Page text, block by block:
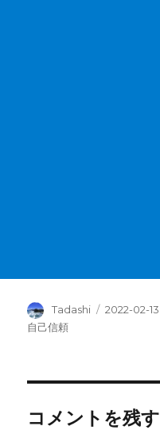
投
稿
Tadashi
投
2022-02-13
自己信頼
コメントを残す